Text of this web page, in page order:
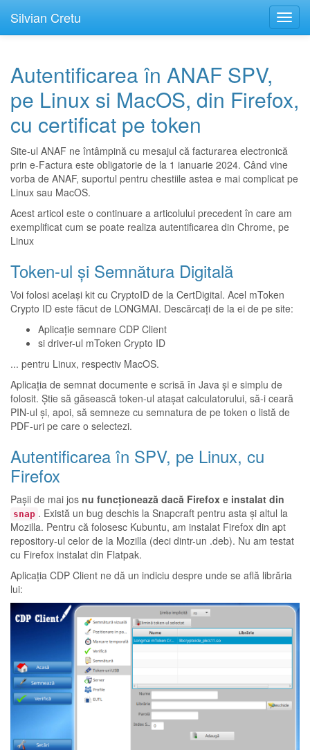
Silvian Cretu
Autentificarea în ANAF SPV,
pe Linux si MacOS, din Firefox,
cu certificat pe token
Site-ul ANAF ne întâmpină cu mesajul că facturarea electronică
prin e-Factura este obligatorie de la 1 ianuarie 2024. Când vine
vorba de ANAF, suportul pentru chestiile astea e mai complicat pe
Linux sau MacOS.
Acest articol este o continuare a articolului precedent în care am
exemplificat cum se poate realiza autentificarea din Chrome, pe
Linux
Token-ul și Semnătura Digitală
Voi folosi același kit cu CryptoID de la CertDigital. Acel mToken
Crypto ID este făcut de LONGMAI. Descărcați de la ei de pe site:
Aplicație semnare CDP Client
si driver-ul mToken Crypto ID
... pentru Linux, respectiv MacOS.
Aplicația de semnat documente e scrisă în Java și e simplu de
folosit. Știe să găsească token-ul atașat calculatorului, să-i ceară
PIN-ul și, apoi, să semneze cu semnatura de pe token o listă de
PDF-uri pe care o selectezi.
Autentificarea în SPV, pe Linux, cu
Firefox
Pașii de mai jos nu funcționează dacă Firefox e instalat din
snap . Există un bug deschis la Snapcraft pentru asta și altul la
Mozilla. Pentru că folosesc Kubuntu, am instalat Firefox din apt
repository-ul celor de la Mozilla (deci dintr-un .deb). Nu am testat
cu Firefox instalat din Flatpak.
Aplicația CDP Client ne dă un indiciu despre unde se află librăria
lui: